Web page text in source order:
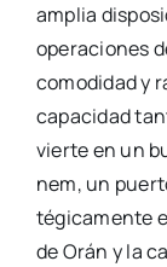
amplia
ope­ra­cio­nes
como­di­dad y
capa­ci­dad
vier­te en un
nem, un
té­gi­ca­men­te
de Orán y la